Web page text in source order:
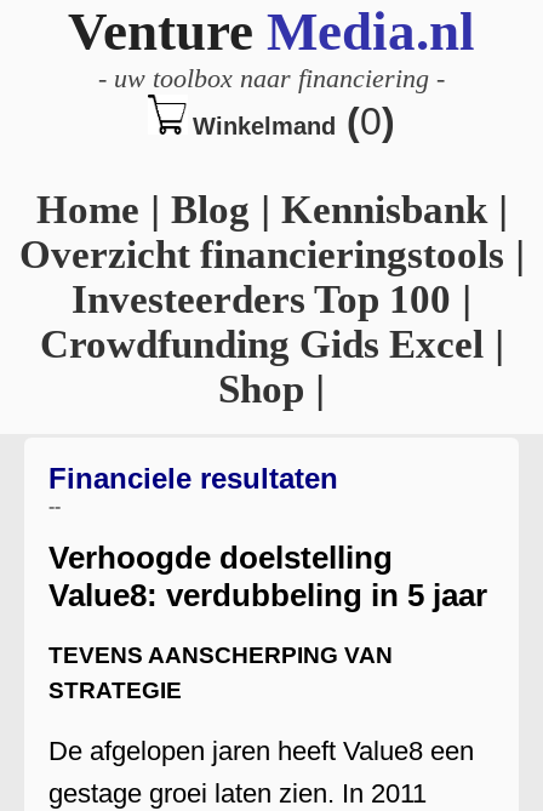
Venture Media.nl
- uw toolbox naar financiering -
Winkelmand (0)
Home | Blog | Kennisbank|
Overzicht financieringstools |
Investeerders Top 100 |
Crowdfunding Gids Excel |
Shop |
Financiele resultaten
--
Verhoogde doelstelling
Value8: verdubbeling in 5 jaar
TEVENS AANSCHERPING VAN
STRATEGIE
De afgelopen jaren heeft Value8 een
gestage groei laten zien. In 2011